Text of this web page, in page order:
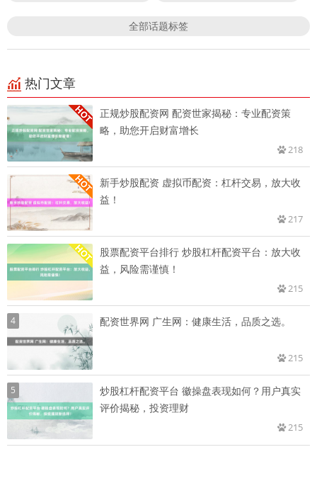
全部话题标签
热门文章
正规炒股配资网 配资世家揭秘：专业配资策
略，助您开启财富增长
218
新手炒股配资 虚拟币配资：杠杆交易，放大收
益！
217
股票配资平台排行 炒股杠杆配资平台：放大收
益，风险需谨慎！
215
4 配资世界网 广生网：健康生活，品质之选。
215
5
炒股杠杆配资平台 徽操盘表现如何？用户真实
评价揭秘，投资理财
215